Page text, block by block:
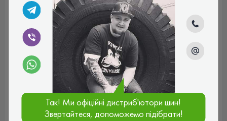
Валентин
Підбирав гуму на Peugeot Landtrek в розмірі 205/80/16.
Потрібні були шини для легкого бездоріжжя, а саме А/Т.
Зупинив свій вибір на шинах Купер. Вони європейського
виробництва, здається саме сербського. Шини мають
міцну конструкцію, протектор не забивається да і легке
бездоріжжя для них не перешкода. По трасі авто
тримається впевненно і передбачувано. Однозначно
рекомендую до придбання.
Рейтинг:
(5.0)
27.06.2025, 13:33
Так! Ми офіційні дистриб'ютори шин!
Звертайтеся, допоможемо підібрати!